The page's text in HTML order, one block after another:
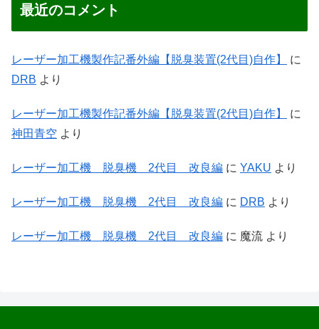
最近のコメント
レーザー加工機製作記番外編【脱臭装置(2代目)自作】
に
DRB より
レーザー加工機製作記番外編【脱臭装置(2代目)自作】
に
神田青空 より
レーザー加工機 脱臭機 2代目 改良編 に YAKU より
レーザー加工機 脱臭機 2代目 改良編 に DRB より
レーザー加工機 脱臭機 2代目 改良編 に 魔流 より